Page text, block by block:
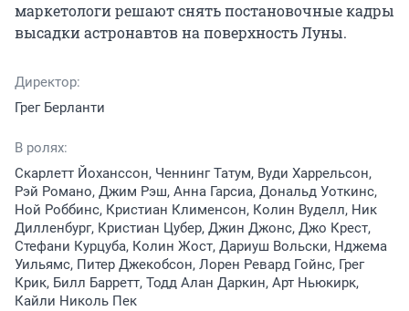
маркетологи решают снять постановочные кадры
высадки астронавтов на поверхность Луны.
Директор:
Грег Берланти
В ролях:
Скарлетт Йоханссон, Ченнинг Татум, Вуди Харрельсон,
Рэй Романо, Джим Рэш, Анна Гарсиа, Дональд Уоткинс,
Ной Роббинс, Кристиан Клименсон, Колин Вуделл, Ник
Дилленбург, Кристиан Цубер, Джин Джонс, Джо Крест,
Стефани Курцуба, Колин Жост, Дариуш Вольски, Нджема
Уильямс, Питер Джекобсон, Лорен Ревард Гойнс, Грег
Крик, Билл Барретт, Тодд Алан Даркин, Арт Ньюкирк,
Кайли Николь Пек